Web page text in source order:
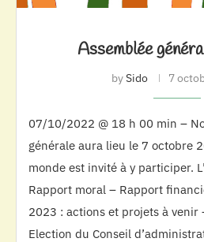
Assemblée
bySido 7
07/10/2022 @ 18 h 00 min –
générale aura lieu le 7 octobre
monde est invité à y participer.
Rapport moral – Rapport
2023 : actions et projets à venir
Election du Conseil